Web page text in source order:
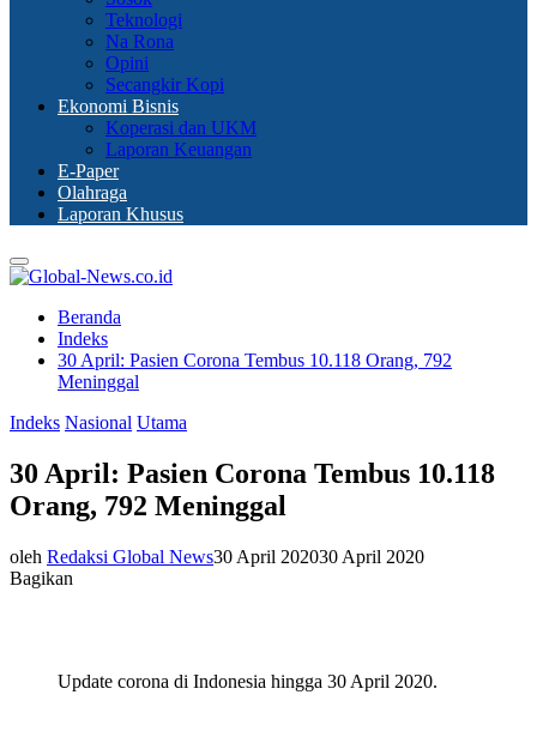
Teknologi
Na Rona
Opini
Secangkir Kopi
Ekonomi Bisnis
Koperasi dan UKM
Laporan Keuangan
E-Paper
Olahraga
Laporan Khusus
Primary
Menu
Beranda
Indeks
30 April: Pasien Corona Tembus 10.118 Orang, 792
Meninggal
Indeks Nasional Utama
30 April: Pasien Corona Tembus 10.118
Orang, 792 Meninggal
oleh Redaksi Global News30 April 202030 April 2020
Bagikan
Update corona di Indonesia hingga 30 April 2020.